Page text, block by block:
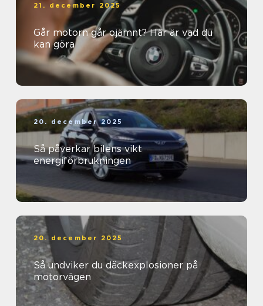
21. december 2025
Går motorn går ojämnt? Här är vad du
kan göra
20. december 2025
Så påverkar bilens vikt
energiförbrukningen
20. december 2025
Så undviker du däckexplosioner på
motorvägen